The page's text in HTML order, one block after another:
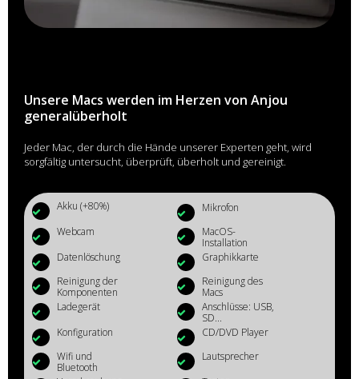
Unsere Macs werden im Herzen von Anjou
generalüberholt
Jeder Mac, der durch die Hände unserer Experten geht, wird
sorgfältig untersucht, überprüft, überholt und gereinigt.
Akku (+80%)
Mikrofon
Webcam
MacOS-
Installation
Datenlöschung
Graphikkarte
Reinigung der
Komponenten
Reinigung des
Macs
Ladegerät
Anschlüsse: USB,
SD...
Konfiguration
CD/DVD Player
Wifi und
Bluetooth
Lautsprecher